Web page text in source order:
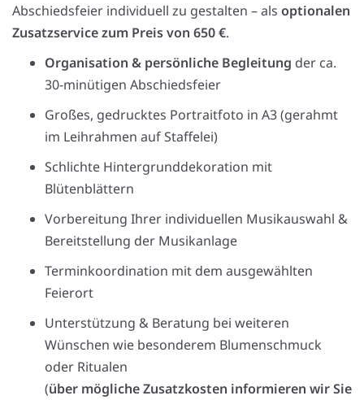
Abschiedsfeier individuell zu gestalten – als optionalen
Zusatzservice zum Preis von 650 €.
Organisation & persönliche Begleitung der ca.
30-minütigen Abschiedsfeier
Großes, gedrucktes Portraitfoto in A3 (gerahmt
im Leihrahmen auf Staffelei)
Schlichte Hintergrunddekoration mit
Blütenblättern
Vorbereitung Ihrer individuellen Musikauswahl &
Bereitstellung der Musikanlage
Terminkoordination mit dem ausgewählten
Feierort
Unterstützung & Beratung bei weiteren
Wünschen wie besonderem Blumenschmuck
oder Ritualen
(über mögliche Zusatzkosten informieren wir Sie